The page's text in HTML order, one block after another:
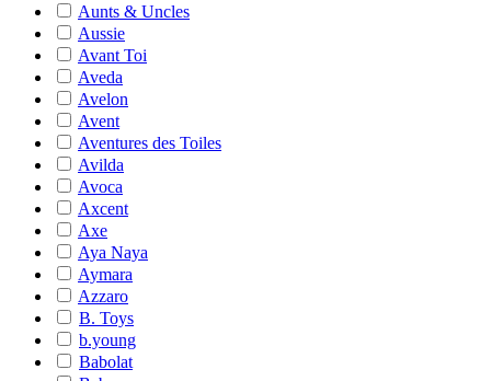
Aunts & Uncles
Aussie
Avant Toi
Aveda
Avelon
Avent
Aventures des Toiles
Avilda
Avoca
Axcent
Axe
Aya Naya
Aymara
Azzaro
B. Toys
b.young
Babolat